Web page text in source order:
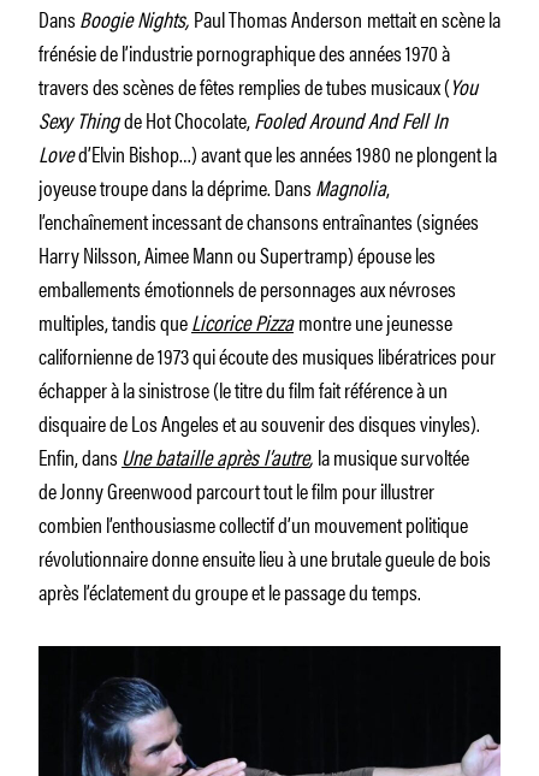
DansBoogie Nights,Paul Thomas Anderson mettait en scène la
frénésie de l’industrie pornographique des années 1970 à
travers des scènes de fêtes remplies de tubes musicaux (You
Sexy Thingde Hot Chocolate,Fooled Around And Fell In
Loved’Elvin Bishop…) avant que les années 1980 ne plongent la
joyeuse troupe dans la déprime. DansMagnolia,
l’enchaînement incessant de chansons entraînantes (signées
Harry Nilsson, Aimee Mann ou Supertramp) épouse les
emballements émotionnels de personnages aux névroses
multiples, tandis queLicorice Pizzamontre une jeunesse
californienne de 1973 qui écoute des musiques libératrices pour
échapper à la sinistrose (le titre du film fait référence à un
disquaire de Los Angeles et au souvenir des disques vinyles).
Enfin, dansUne bataille après l’autre,la musique survoltée
de Jonny Greenwood parcourt tout le film pour illustrer
combien l’enthousiasme collectif d’un mouvement politique
révolutionnaire donne ensuite lieu à une brutale gueule de bois
après l’éclatement du groupe et le passage du temps.